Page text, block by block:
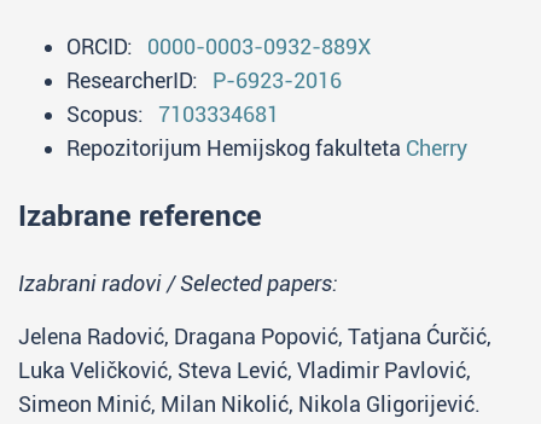
ORCID: 0000-0003-0932-889X
ResearcherID: P-6923-2016
Scopus: 7103334681
Repozitorijum Hemijskog fakulteta Cherry
Izabrane reference
Izabrani radovi / Selected papers:
Jelena Radović, Dragana Popović, Tatjana Ćurčić,
Luka Veličković, Steva Lević, Vladimir Pavlović,
Simeon Minić, Milan Nikolić, Nikola Gligorijević.